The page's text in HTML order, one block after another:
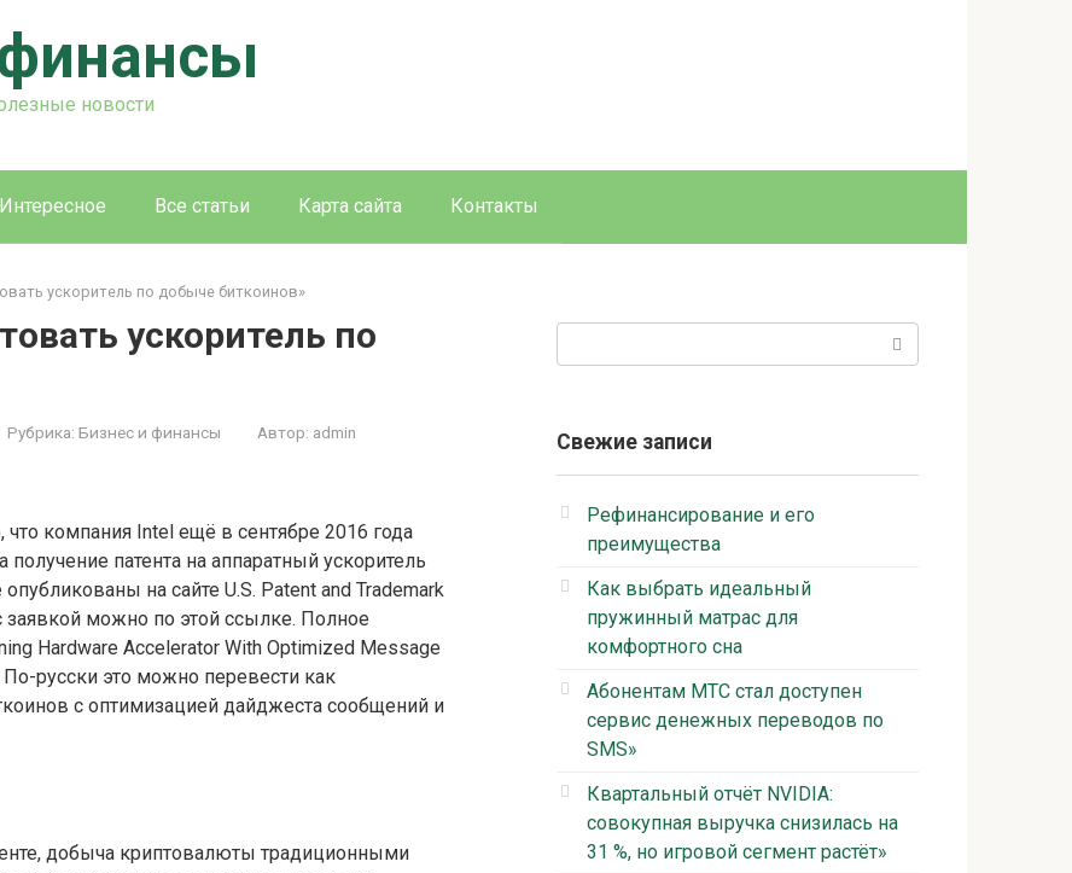
новости
Интересное Все статьи Карта сайта Контакты
ускоритель по добыче биткоинов»
ускоритель по
Рубрика: Бизнес и финансы Автор: admin
что компания Intel ещё в сентябре 2016 года
патента на аппаратный ускоритель
на сайте U.S. Patent and Trademark
заявкой можно по этой ссылке. Полное
Hardware Accelerator With Optimized Message
русски это можно перевести как
с оптимизацией дайджеста сообщений и
добыча криптовалюты традиционными
Свежие записи
Рефинансирование и его
преимущества
Как выбрать идеальный
пружинный матрас для
комфортного сна
Абонентам МТС стал доступен
сервис денежных переводов по
SMS»
Квартальный отчёт NVIDIA:
совокупная выручка снизилась на
31 %, но игровой сегмент растёт»